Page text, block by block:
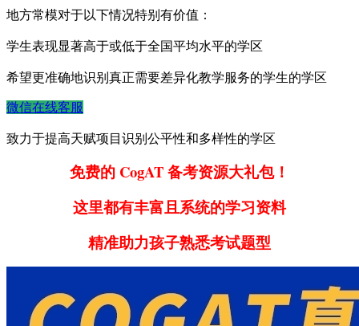
地方常模对于以下情况特别有价值：
学生表现显著高于或低于全国平均水平的学区
希望更准确地识别真正需要差异化教学服务的学生的学区
微信在线客服
致力于提高天赋项目识别公平性和多样性的学区
免费的 CogAT 备考资源大礼包！
这里都有丰富且系统的学习资料
精准助力孩子熟悉考试题型